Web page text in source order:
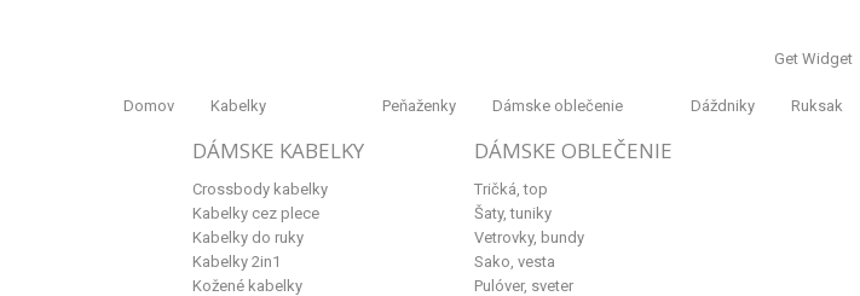
Get Widget
Domov Kabelky
DÁMSKE KABELKY
Crossbody kabelky
Kabelky cez plece
Kabelky do ruky
Kabelky 2in1
Kožené kabelky
Peňaženky Dámske oblečenie
DÁMSKE OBLEČENIE
Tričká, top
Šaty, tuniky
Vetrovky, bundy
Sako, vesta
Pulóver, sveter
Dáždniky Ruksak